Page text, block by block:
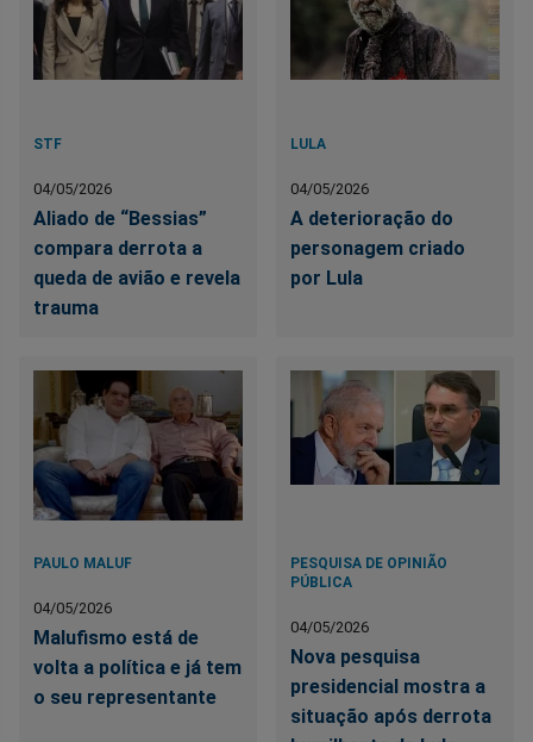
STF
04/05/2026
Aliado de “Bessias”
compara derrota a
queda de avião e revela
trauma
LULA
04/05/2026
A deterioração do
personagem criado
por Lula
PAULO MALUF
04/05/2026
Malufismo está de
volta a política e já tem
o seu representante
PESQUISA DE OPINIÃO
PÚBLICA
04/05/2026
Nova pesquisa
presidencial mostra a
situação após derrota